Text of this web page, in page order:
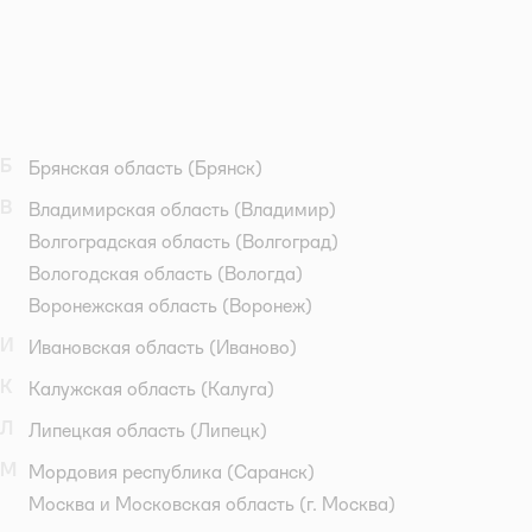
Брянская область (Брянск)
Владимирская область (Владимир)
Волгоградская область (Волгоград)
Вологодская область (Вологда)
Воронежская область (Воронеж)
Ивановская область (Иваново)
Калужская область (Калуга)
Липецкая область (Липецк)
Мордовия республика (Саранск)
Москва и Московская область (г. Москва)